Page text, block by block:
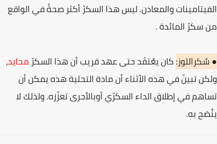
الفيتامينات والمعادن. ليس هذا السكرّ أكثر صحةً في الواقع
من سكرّ المائدة .
● سُكراللوز:كان يعُتقَد حتى عهد قريب أن هذا السكرّ محايد،
ولكن تبينّ في هذه الأثناء أن مادة التحلية هذه يمكن أن
تساهم في إطلاق الداء السكرّي أوبالأحرى تعزّزه. ولذلك لا
ينُصَح به.